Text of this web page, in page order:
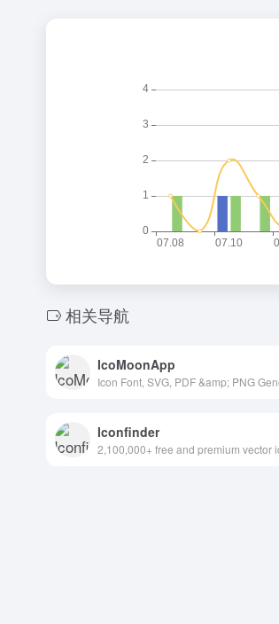
相关导航
IcoMoonApp
Iconfinder